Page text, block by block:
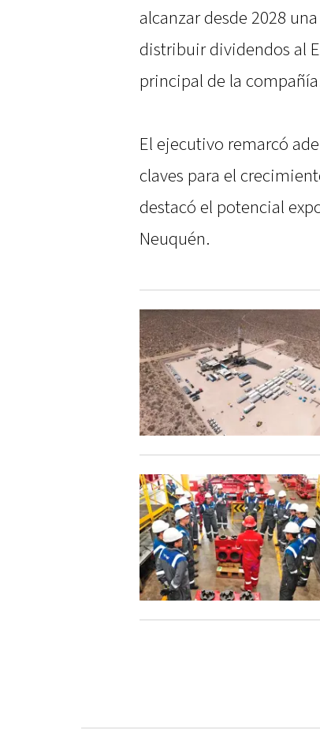
alcanzar desde 2028
distribuir dividendos al
principal de la
El ejecutivo remarcó
claves para el
destacó el potencial
Neuquén.